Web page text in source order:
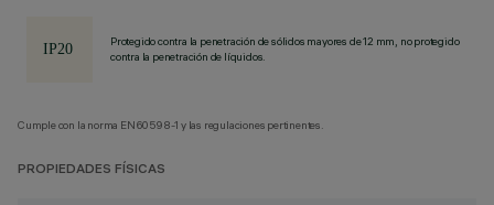
Protegido contra la penetración de sólidos mayores de 12 mm, no protegido
contra la penetración de líquidos.
Cumple con la norma EN60598-1 y las regulaciones pertinentes.
PROPIEDADES FÍSICAS